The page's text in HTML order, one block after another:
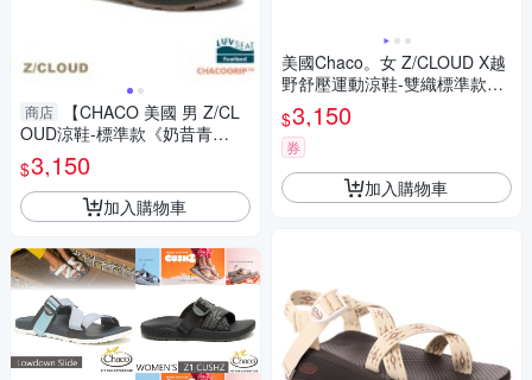
商店
【CHACO 美國 男 Z/CL
OUD涼鞋-標準款《奶昔青
綠》】CH-ZLM01HK41/越野舒
壓運動涼鞋
$3,150
加入購物車
美國Chaco。女 Z/CLOUD X越
野舒壓運動涼鞋-雙織標準款CH
-ZLW03HK22黑白像素
$3,150
券
加入購物車